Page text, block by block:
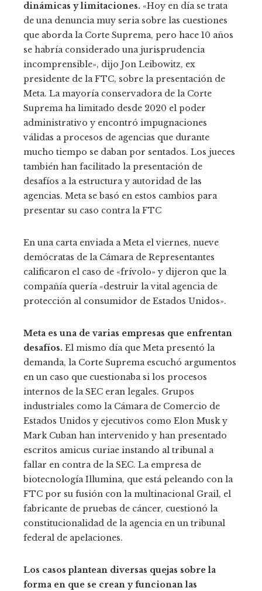
dinámicas y limitaciones. «Hoy en día se trata
de una denuncia muy seria sobre las cuestiones
que aborda la Corte Suprema, pero hace 10 años
se habría considerado una jurisprudencia
incomprensible», dijo Jon Leibowitz, ex
presidente de la FTC, sobre la presentación de
Meta. La mayoría conservadora de la Corte
Suprema ha limitado desde 2020 el poder
administrativo y encontró impugnaciones
válidas a procesos de agencias que durante
mucho tiempo se daban por sentados. Los jueces
también han facilitado la presentación de
desafíos a la estructura y autoridad de las
agencias. Meta se basó en estos cambios para
presentar su caso contra la FTC
En una carta enviada a Meta el viernes, nueve
demócratas de la Cámara de Representantes
calificaron el caso de «frívolo» y dijeron que la
compañía quería «destruir la vital agencia de
protección al consumidor de Estados Unidos».
Meta es una de varias empresas que enfrentan
desafíos. El mismo día que Meta presentó la
demanda, la Corte Suprema escuchó argumentos
en un caso que cuestionaba si los procesos
internos de la SEC eran legales. Grupos
industriales como la Cámara de Comercio de
Estados Unidos y ejecutivos como Elon Musk y
Mark Cuban han intervenido y han presentado
escritos amicus curiae instando al tribunal a
fallar en contra de la SEC. La empresa de
biotecnología Illumina, que está peleando con la
FTC por su fusión con la multinacional Grail, el
fabricante de pruebas de cáncer, cuestionó la
constitucionalidad de la agencia en un tribunal
federal de apelaciones.
Los casos plantean diversas quejas sobre la
forma en que se crean y funcionan las